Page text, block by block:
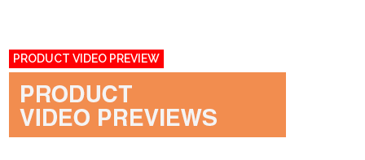
PRODUCT VIDEO PREVIEW